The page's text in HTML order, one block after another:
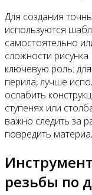
Для создания
используются
самостоятельно
сложности
ключевую роль:
перила, лучше
ослабить
ступенях или
важно следить за
повредить
резьбы по